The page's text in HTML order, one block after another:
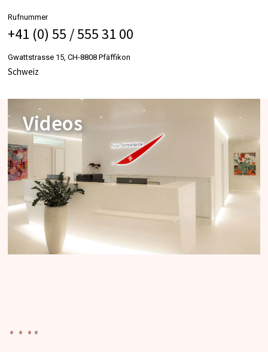
Rufnummer
+41 (0) 55 / 555 31 00
Gwattstrasse 15, CH-8808 Pfäffikon
Schweiz
Videos
….